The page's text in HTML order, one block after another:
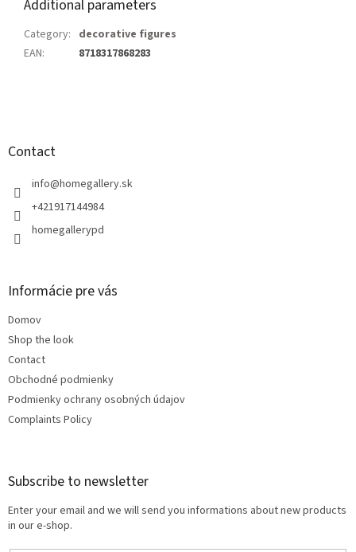
Additional parameters
Category: decorative figures
EAN: 8718317868283
Contact
info@homegallery.sk
+421917144984
homegallerypd
Informácie pre vás
Domov
Shop the look
Contact
Obchodné podmienky
Podmienky ochrany osobných údajov
Complaints Policy
Subscribe to newsletter
Enter your email and we will send you informations about new products
in our e-shop.